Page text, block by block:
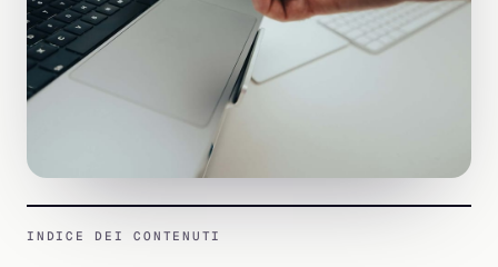
INDICE DEI CONTENUTI